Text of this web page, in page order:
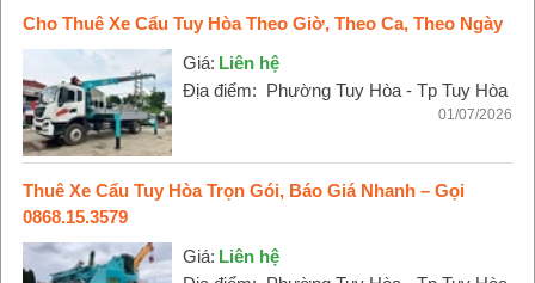
Cho Thuê Xe Cẩu Tuy Hòa Theo Giờ, Theo Ca, Theo Ngày
Giá: Liên hệ
Địa điểm: Phường Tuy Hòa - Tp Tuy Hòa
01/07/2026
Thuê Xe Cẩu Tuy Hòa Trọn Gói, Báo Giá Nhanh – Gọi
0868.15.3579
Giá: Liên hệ